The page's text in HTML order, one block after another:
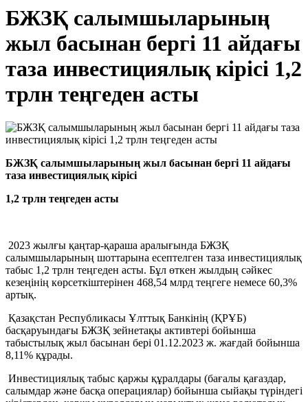
БЖЗҚ салымшыларының
жыл басынан бергі 11 айдағы
таза инвестициялық кірісі 1,2
трлн теңгеден асты
БЖЗҚ салымшыларының жыл басынан бергі 11 айдағы
таза инвестициялық кірісі
1,2 трлн теңгеден асты
2023 жылғы қаңтар-қараша аралығында БЖЗҚ
салымшыларының шоттарына есептелген таза инвестициялық
табыс 1,2 трлн теңгеден асты. Бұл өткен жылдың сәйкес
кезеңінің көрсеткіштерінен 468,54 млрд теңгеге немесе 60,3%
артық.
Қазақстан Республикасы Ұлттық Банкінің (ҚРҰБ)
басқаруындағы БЖЗҚ зейнетақы активтері бойынша
табыстылық жыл басынан бері 01.12.2023 ж. жағдай бойынша
8,11% құрады.
Инвестициялық табыс қаржы құралдары (бағалы қағаздар,
салымдар және басқа операциялар) бойынша сыйақы түріндегі